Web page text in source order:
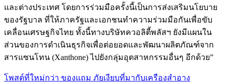
และต่างประเทศ โดยการร่วมมือครั้งนี้เป็นการส่งเสริมนโยบาย
ของรัฐบาล ที่ให้ภาครัฐและเอกชนทำความร่วมมือกันเพื่อขับ
เคลื่อนเศรษฐกิจไทย ทั้งนี้ทางบริษัทควอลิตี้พลัสฯ ยังมีแผนใน
ส่วนของการดำเนินธุรกิจเพื่อต่อยอดและพัฒนาผลิตภัณฑ์จาก
สารแซนโทน (Xanthone) ไปยังกลุ่มอุตสาหกรรมอื่นๆ อีกด้วย”
โพสต์ที่ใหม่กว่า ของแถม ภัยเงียบที่มากับเครืองสำอาง